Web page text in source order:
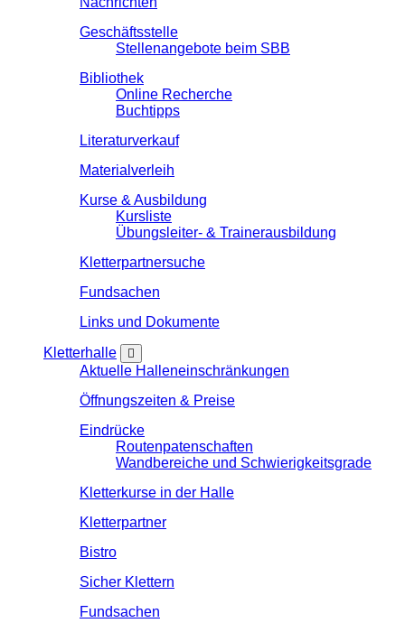
Geschäftsstelle
Stellenangebote beim SBB
Bibliothek
Online Recherche
Buchtipps
Literaturverkauf
Materialverleih
Kurse & Ausbildung
Kursliste
Übungsleiter- & Trainerausbildung
Kletterpartnersuche
Fundsachen
Links und Dokumente
Kletterhalle
Aktuelle Halleneinschränkungen
Öffnungszeiten & Preise
Eindrücke
Routenpatenschaften
Wandbereiche und Schwierigkeitsgrade
Kletterkurse in der Halle
Kletterpartner
Bistro
Sicher Klettern
Fundsachen